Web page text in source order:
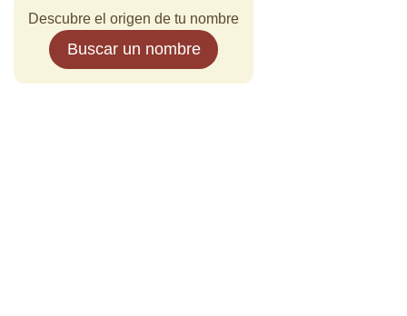
Descubre el origen de tu nombre
Buscar un nombre